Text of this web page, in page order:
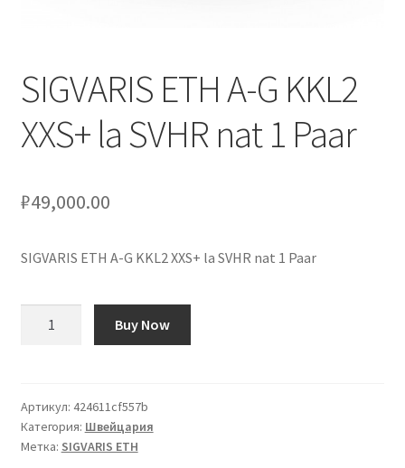
SIGVARIS ETH A-G KKL2
XXS+ la SVHR nat 1 Paar
₽49,000.00
SIGVARIS ETH A-G KKL2 XXS+ la SVHR nat 1 Paar
A-
G
KKL2
Buy Now
Артикул: 424611cf557b
Категория: Швейцария
Метка: SIGVARIS ETH